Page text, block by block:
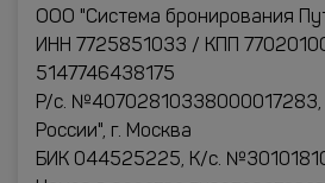
ООО "Система бронирования
ИНН 7725851033 / КПП
5147746438175
Р/с. №40702810338000017283,
России", г. Москва
БИК 044525225, К/с.